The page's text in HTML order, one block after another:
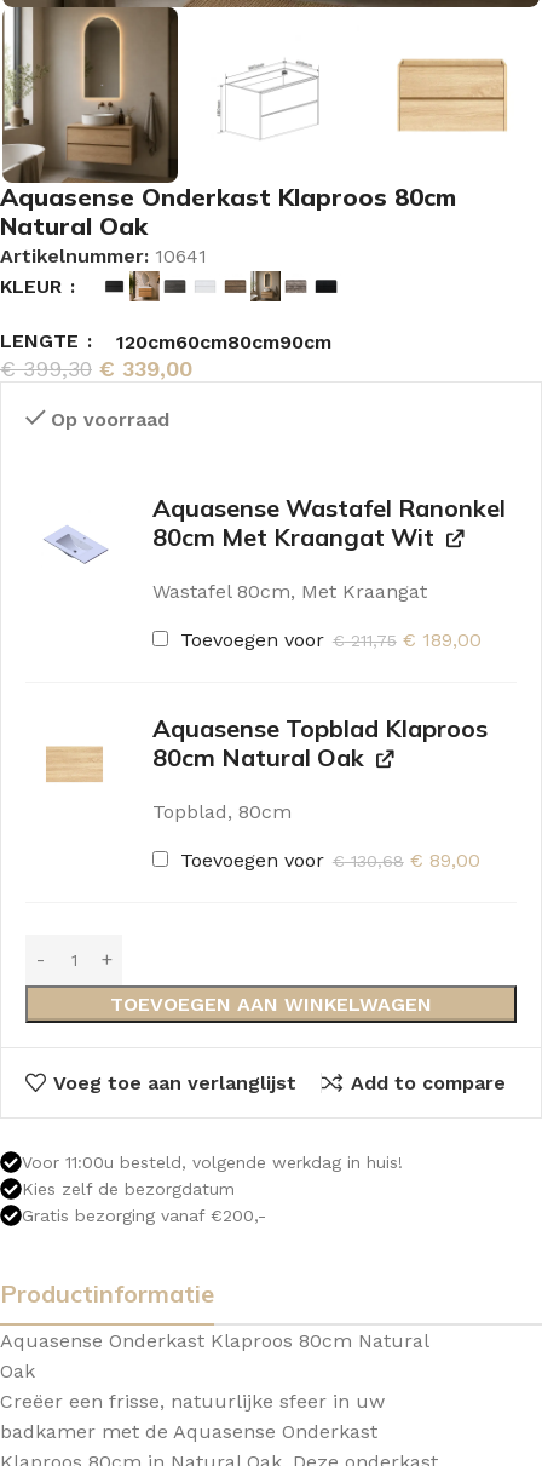
Aquasense Onderkast Klaproos 80cm
Natural Oak
Artikelnummer: 10641
KLEUR
LENGTE 120cm60cm80cm90cm
€399,30 € 339,00
Op voorraad
Aquasense Wastafel Ranonkel
80cm Met Kraangat Wit
Wastafel 80cm, Met Kraangat
Toevoegen voor €211,75 € 189,00
Aquasense Topblad Klaproos
80cm Natural Oak
Topblad, 80cm
Toevoegen voor €130,68 € 89,00
TOEVOEGEN AAN WINKELWAGEN
Voeg toe aan verlanglijst Add to compare
Voor 11:00u besteld, volgende werkdag in huis!
Kies zelf de bezorgdatum
Gratis bezorging vanaf €200,-
Productinformatie
Aquasense Onderkast Klaproos 80cm Natural
Oak
Creëer een frisse, natuurlijke sfeer in uw
badkamer met de Aquasense Onderkast